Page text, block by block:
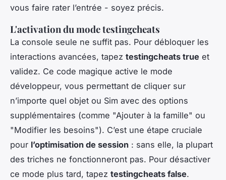
vous faire rater l’entrée - soyez précis.
L'activation du mode testingcheats
La console seule ne suffit pas. Pour débloquer les
interactions avancées, tapez testingcheats true et
validez. Ce code magique active le mode
développeur, vous permettant de cliquer sur
n’importe quel objet ou Sim avec des options
supplémentaires (comme "Ajouter à la famille" ou
"Modifier les besoins"). C’est une étape cruciale
pour l’optimisation de session : sans elle, la plupart
des triches ne fonctionneront pas. Pour désactiver
ce mode plus tard, tapez testingcheats false.